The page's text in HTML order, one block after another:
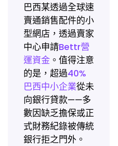
巴西某透過全球速
賣通銷售配件的小
型網店，透過賣家
中心申請Bettr營
運資金 。值得注意
的是，超過40%
巴西中小企業從未
向銀行貸款——多
數因缺乏擔保或正
式財務紀錄被傳統
銀行拒之門外。